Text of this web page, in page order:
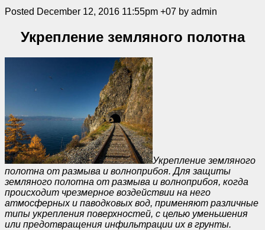
Posted December 12, 2016 11:55pm +07 by admin
Укрепление земляного полотна
Укрепление земляного
полотна от размыва и волноприбоя. Для защиты
земляного полотна от размыва и волноприбоя, когда
происходит чрезмерное воздействии на него
атмосферных и паводковых вод, применяют различные
типы укрепления поверхностей, с целью уменьшения
или предотвращения инфильтрации их в грунты.